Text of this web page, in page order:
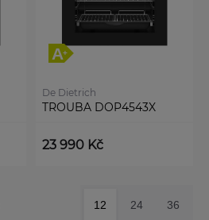
De Dietrich
TROUBA DOP4543X
23 990 Kč
12 24 36